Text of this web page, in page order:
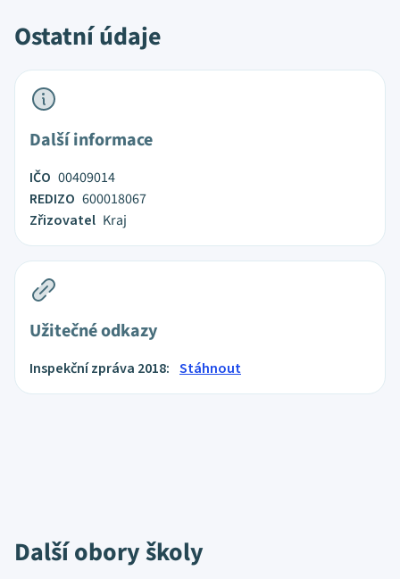
Ostatní údaje
Další informace
IČO 00409014
REDIZO 600018067
Zřizovatel Kraj
Užitečné odkazy
Inspekční zpráva 2018: Stáhnout
Další obory školy